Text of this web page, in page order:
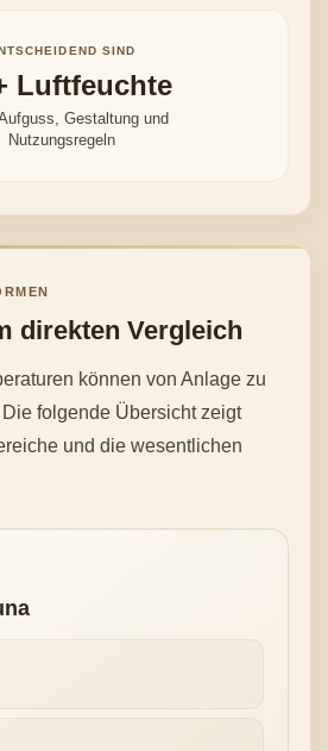
SIND
Luftfeuchte
Gestaltung und
Nutzungsregeln
direkten Vergleich
können von Anlage zu
folgende Übersicht zeigt
und die wesentlichen